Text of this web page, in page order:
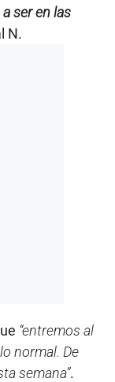
ser en las
N.
“entremos al
normal. De
semana”.